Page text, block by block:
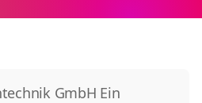
GmbH Ein